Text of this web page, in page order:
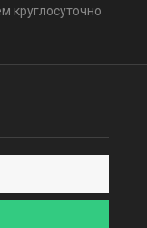
круглосуточно